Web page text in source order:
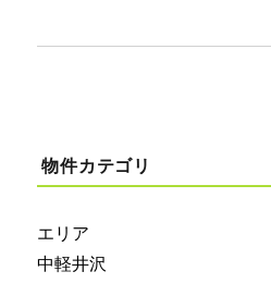
物件カテゴリ
エリア
中軽井沢